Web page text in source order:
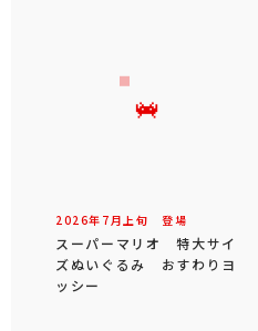
2026年 7 月 上旬 登場
スーパーマリオ 特大サイ
ズぬいぐるみ おすわりヨ
ッシー